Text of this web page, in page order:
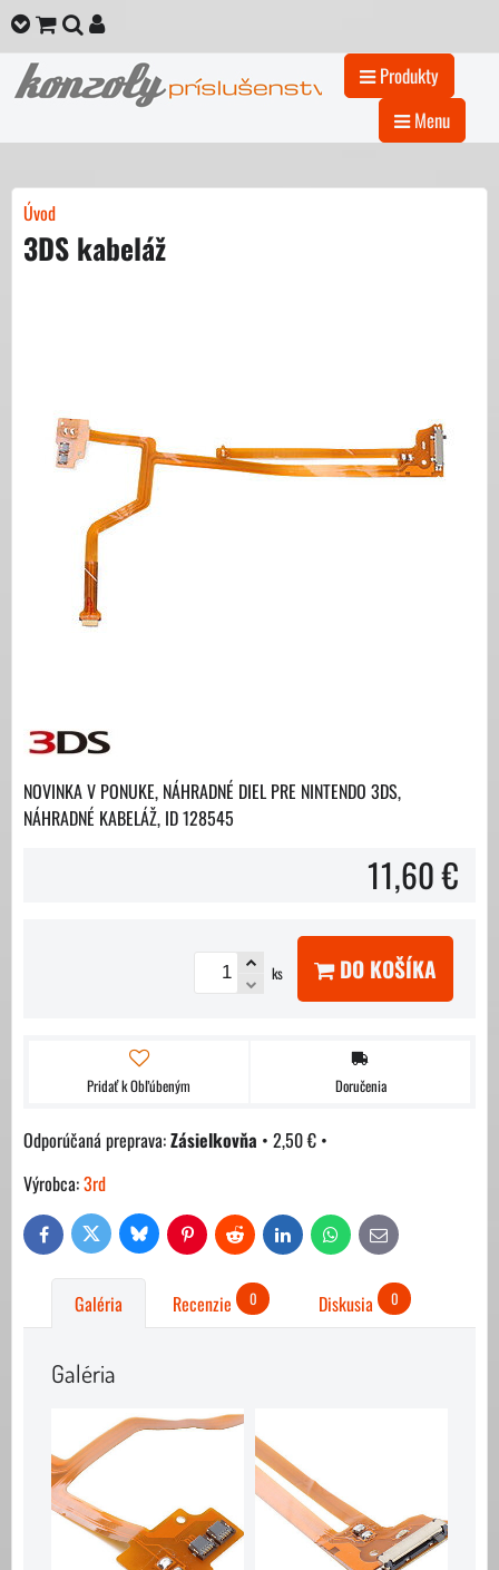
Produkty
Menu
Úvod
3DS kabeláž
NOVINKA V PONUKE, NÁHRADNÉ DIEL PRE NINTENDO 3DS,
NÁHRADNÉ KABELÁŽ, ID 128545
11,60 €
ks DO KOŠÍKA
Pridať k Obľúbeným Doručenia
Zásielkovňa • 2,50 € •
Výrobca:3rd
FacebookTwitter Bluesky PinterestReddit LinkedIn WhatsAppE-
mail
Galéria Recenzie 0 Diskusia 0
Galéria